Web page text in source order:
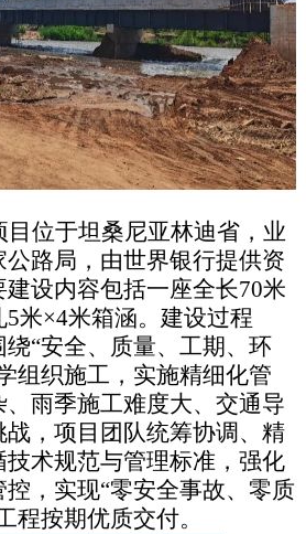
目位于坦桑尼亚林迪省，业
路局，由世界银行提供资
设内容包括一座全长70米
米×4米箱涵。建设过程
“安全、质量、工期、环
组织施工，实施精细化管
雨季施工难度大、交通导
，项目团队统筹协调、精
术规范与管理标准，强化
，实现“零安全事故、零质
程按期优质交付。